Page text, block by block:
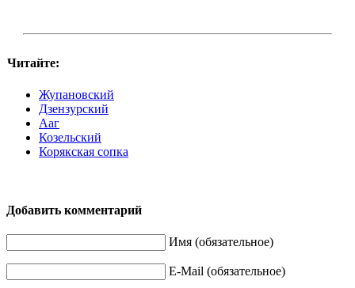
Читайте:
Жупановский
Дзензурский
Ааг
Козельский
Корякская сопка
Добавить комментарий
Имя (обязательное)
E-Mail (обязательное)